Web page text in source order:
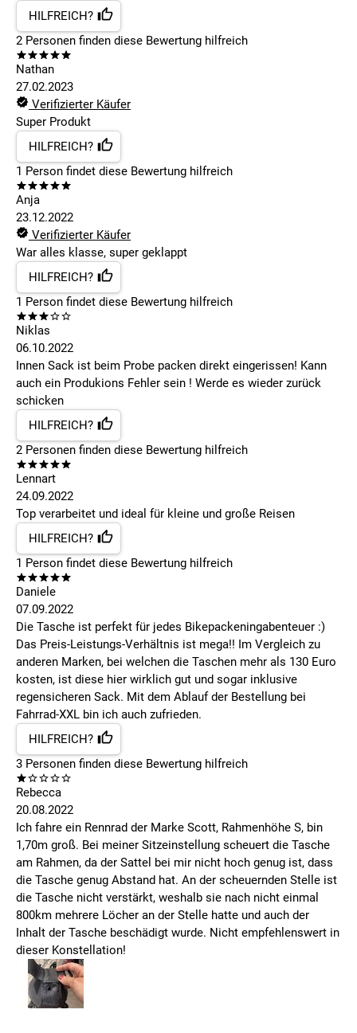
HILFREICH?
2 Personen finden diese Bewertung hilfreich
Nathan
27.02.2023
Verifizierter Käufer
Super Produkt
HILFREICH?
1 Person findet diese Bewertung hilfreich
Anja
23.12.2022
Verifizierter Käufer
War alles klasse, super geklappt
HILFREICH?
1 Person findet diese Bewertung hilfreich
Niklas
06.10.2022
Innen Sack ist beim Probe packen direkt eingerissen! Kann
auch ein Produkions Fehler sein ! Werde es wieder zurück
schicken
HILFREICH?
2 Personen finden diese Bewertung hilfreich
Lennart
24.09.2022
Top verarbeitet und ideal für kleine und große Reisen
HILFREICH?
1 Person findet diese Bewertung hilfreich
Daniele
07.09.2022
Die Tasche ist perfekt für jedes Bikepackeningabenteuer :)
Das Preis-Leistungs-Verhältnis ist mega!! Im Vergleich zu
anderen Marken, bei welchen die Taschen mehr als 130 Euro
kosten, ist diese hier wirklich gut und sogar inklusive
regensicheren Sack. Mit dem Ablauf der Bestellung bei
Fahrrad-XXL bin ich auch zufrieden.
HILFREICH?
3 Personen finden diese Bewertung hilfreich
Rebecca
20.08.2022
Ich fahre ein Rennrad der Marke Scott, Rahmenhöhe S, bin
1,70m groß. Bei meiner Sitzeinstellung scheuert die Tasche
am Rahmen, da der Sattel bei mir nicht hoch genug ist, dass
die Tasche genug Abstand hat. An der scheuernden Stelle ist
die Tasche nicht verstärkt, weshalb sie nach nicht einmal
800km mehrere Löcher an der Stelle hatte und auch der
Inhalt der Tasche beschädigt wurde. Nicht empfehlenswert in
dieser Konstellation!